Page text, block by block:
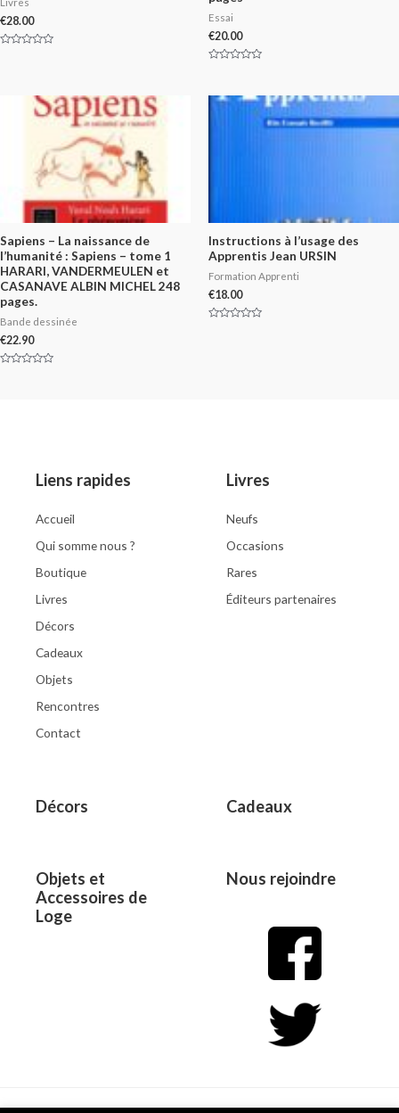
Livres
€28.00 Essai
€20.00
of
Sapiens – La naissance de
l’humanité : Sapiens – tome 1
HARARI, VANDERMEULEN et
CASANAVE ALBIN MICHEL 248
pages.
Bande dessinée
€22.90
Instructions à l’usage des
Apprentis Jean URSIN
Formation Apprenti
€18.00
Liens rapides
Accueil
Qui somme nous ?
Boutique
Livres
Décors
Cadeaux
Objets
Rencontres
Contact
Livres
Neufs
Occasions
Rares
Éditeurs partenaires
Décors Cadeaux
Objets et
Accessoires de
Loge
Nous rejoindre